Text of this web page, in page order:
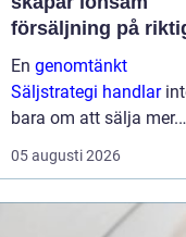
försäljning på
En genomtänkt
Säljstrategi handlar
bara om att sälja mer.
Den handlar om att
rätt saker, till rätt kunder,
lönsamhet och
05 augusti 2026